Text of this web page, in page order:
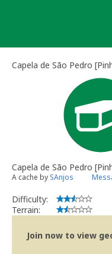
Capela de São Pedro
Capela de São Pedro
A cache by SAnjos
Difficulty:
Terrain:
Join now to view